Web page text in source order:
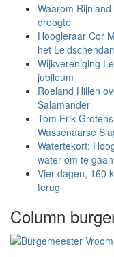
Waarom
droogte
Hoogleraar Cor
het
Wijkvereniging
jubileum
Roeland Hillen
Salamander
Tom Erik-
Wassenaarse
Watertekort:
water om te gaan
Vier dagen, 160
terug
Column